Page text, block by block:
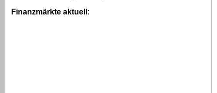
Finanzmärkte aktuell :